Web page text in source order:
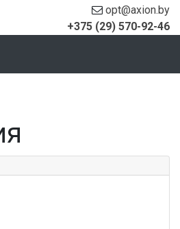
opt@axion.by
+375 (29) 570-92-46